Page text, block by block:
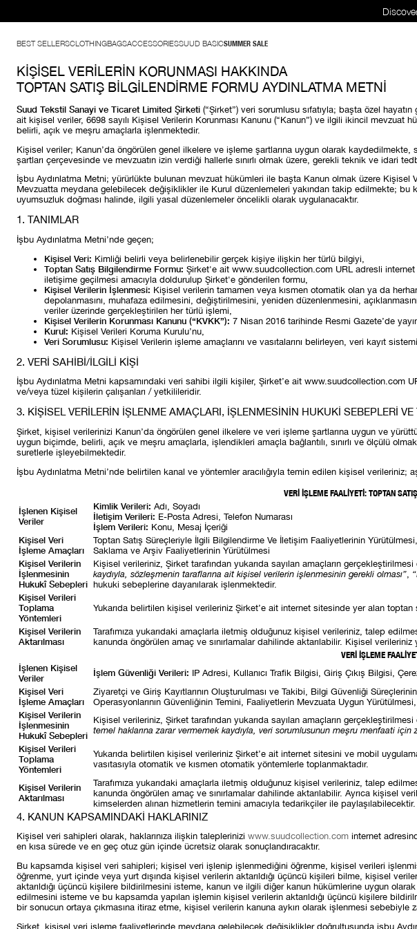
BEST SELLERSCLOTHINGBAGSACCESSORIESSUUD BASICSUMMER SALE
KİŞİSEL VERİLERİN KORUNMASI HAKKINDA
TOPTAN SATIŞ BİLGİLENDİRME FORMU AYDINLATMA METNİ
Suud Tekstil Sanayi ve Ticaret Limited Şirketi (“Şirket”) veri sorumlusu sıfatıyla; başta özel
ait kişisel veriler, 6698 sayılı Kişisel Verilerin Korunması Kanunu (“Kanun”) ve ilgili ikincil
belirli, açık ve meşru amaçlarla işlenmektedir.
Kişisel veriler; Kanun’da öngörülen genel ilkelere ve işleme şartlarına uygun olarak kaydedilmekte,
şartları çerçevesinde ve mevzuatın izin verdiği hallerle sınırlı olmak üzere, gerekli teknik ve idari
İşbu Aydınlatma Metni; yürürlükte bulunan mevzuat hükümleri ile başta Kanun olmak üzere Kişisel
Mevzuatta meydana gelebilecek değişiklikler ile Kurul düzenlemeleri yakından takip edilmekte;
uyumsuzluk doğması halinde, ilgili yasal düzenlemeler öncelikli olarak uygulanacaktır.
1. TANIMLAR
İşbu Aydınlatma Metni’nde geçen;
Kişisel Veri: Kimliği belirli veya belirlenebilir gerçek kişiye ilişkin her türlü bilgiyi,
Toptan Satış Bilgilendirme Formu: Şirket'e ait www.suudcollection.com URL adresli
iletişime geçilmesi amacıyla doldurulup Şirket'e gönderilen formu,
Kişisel Verilerin İşlenmesi: Kişisel verilerin tamamen veya kısmen otomatik olan ya da
depolanmasını, muhafaza edilmesini, değiştirilmesini, yeniden düzenlenmesini,
veriler üzerinde gerçekleştirilen her türlü işlemi,
Kişisel Verilerin Korunması Kanunu (“KVKK”): 7 Nisan 2016 tarihinde Resmi Gazete’de
Kurul: Kişisel Verileri Koruma Kurulu’nu,
Veri Sorumlusu: Kişisel Verilerin işleme amaçlarını ve vasıtalarını belirleyen, veri kayıt
2. VERİ SAHİBİ/İLGİLİ KİŞİ
İşbu Aydınlatma Metni kapsamındaki veri sahibi ilgili kişiler, Şirket’e ait www.suudcollection.com
ve/veya tüzel kişilerin çalışanları / yetkilileridir.
3. KİŞİSEL VERİLERİN İŞLENME AMAÇLARI, İŞLENMESİNİN HUKUKİ SEBEPLERİ
Şirket, kişisel verilerinizi Kanun’da öngörülen genel ilkelere ve veri işleme şartlarına uygun ve
uygun biçimde, belirli, açık ve meşru amaçlarla, işlendikleri amaçla bağlantılı, sınırlı ve ölçülü
suretlerle işleyebilmektedir.
İşbu Aydınlatma Metni’nde belirtilen kanal ve yöntemler aracılığıyla temin edilen kişisel
VERİ İŞLEME FAALİYETİ: TOPTAN
İşlenen Kişisel
Veriler
Kimlik Verileri: Adı, Soyadı
İletişim Verileri: E-Posta Adresi, Telefon Numarası
İşlem Verileri: Konu, Mesaj İçeriği
Kişisel Veri
İşleme Amaçları
Toptan Satış Süreçleriyle İlgili Bilgilendirme Ve İletişim Faaliyetlerinin
Saklama ve Arşiv Faaliyetlerinin Yürütülmesi
Kişisel Verilerin
İşlenmesinin
Hukukî Sebepleri
Kişisel verileriniz, Şirket tarafından yukarıda sayılan amaçların
kaydıyla, sözleşmenin taraflarına ait kişisel verilerin işlenmesinin gerekli olması”
hukuki sebeplerine dayanılarak işlenmektedir.
Kişisel Verileri
Toplama
Yöntemleri
Yukarıda belirtilen kişisel verileriniz Şirket’e ait internet sitesinde yer alan toptan
Kişisel Verilerin
Aktarılması
Tarafımıza yukarıdaki amaçlarla iletmiş olduğunuz kişisel verileriniz, talep
kanunda öngörülen amaç ve sınırlamalar dahilinde aktarılabilir. Kişisel verileriniz
VERİ İŞLEME
İşlenen Kişisel
Veriler
İşlem Güvenliği Verileri: IP Adresi, Kullanıcı Trafik Bilgisi, Giriş Çıkış Bilgisi,
Kişisel Veri
İşleme Amaçları
Ziyaretçi ve Giriş Kayıtlarının Oluşturulması ve Takibi, Bilgi Güvenliği
Operasyonlarının Güvenliğinin Temini, Faaliyetlerin Mevzuata Uygun
Kişisel Verilerin
İşlenmesinin
Hukukî Sebepleri
Kişisel verileriniz, Şirket tarafından yukarıda sayılan amaçların
temel haklarına zarar vermemek kaydıyla, veri sorumlusunun meşru menfaati için
Kişisel Verileri
Toplama
Yöntemleri
Yukarıda belirtilen kişisel verileriniz Şirket’e ait internet sitesini ve mobil
vasıtasıyla otomatik ve kısmen otomatik yöntemlerle toplanmaktadır.
Kişisel Verilerin
Aktarılması
Tarafımıza yukarıdaki amaçlarla iletmiş olduğunuz kişisel verileriniz, talep
kanunda öngörülen amaç ve sınırlamalar dahilinde aktarılabilir. Ayrıca kişisel
kimselerden alınan hizmetlerin temini amacıyla tedarikçiler ile
4. KANUN KAPSAMINDAKİ HAKLARINIZ
Kişisel veri sahipleri olarak, haklarınıza ilişkin taleplerinizi www.suudcollection.com internet
en kısa sürede ve en geç otuz gün içinde ücretsiz olarak sonuçlandıracaktır.
Bu kapsamda kişisel veri sahipleri; kişisel veri işlenip işlenmediğini öğrenme, kişisel verileri
öğrenme, yurt içinde veya yurt dışında kişisel verilerin aktarıldığı üçüncü kişileri bilme, kişisel
aktarıldığı üçüncü kişilere bildirilmesini isteme, kanun ve ilgili diğer kanun hükümlerine uygun
edilmesini isteme ve bu kapsamda yapılan işlemin kişisel verilerin aktarıldığı üçüncü kişilere
bir sonucun ortaya çıkmasına itiraz etme, kişisel verilerin kanuna aykırı olarak işlenmesi sebebiyle
Şirket, kişisel veri işleme faaliyetlerinde meydana gelebilecek değişiklikler doğrultusunda işbu